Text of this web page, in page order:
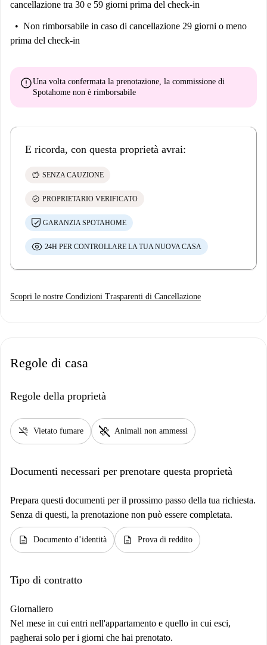
cancellazione tra 30 e 59 giorni prima del check-in
Non rimborsabile in caso di cancellazione 29 giorni o meno
prima del check-in
errorUna volta confermata la prenotazione, la commissione di
Spotahome non è rimborsabile
E ricorda, con questa proprietà avrai:
savings SENZA CAUZIONE
check_circle PROPRIETARIO VERIFICATO
GARANZIA SPOTAHOME
24H PER CONTROLLARE LA TUA NUOVA CASA
Scopri le nostre Condizioni Trasparenti di Cancellazione
Regole di casa
Regole della proprietà
smoke_free Vietato fumare pet_supplies Animali non ammessi
Documenti necessari per prenotare questa proprietà
Prepara questi documenti per il prossimo passo della tua richiesta.
Senza di questi, la prenotazione non può essere completata.
description Documento d’identità description Prova di reddito
Tipo di contratto
Giornaliero
Nel mese in cui entri nell'appartamento e quello in cui esci,
pagherai solo per i giorni che hai prenotato.